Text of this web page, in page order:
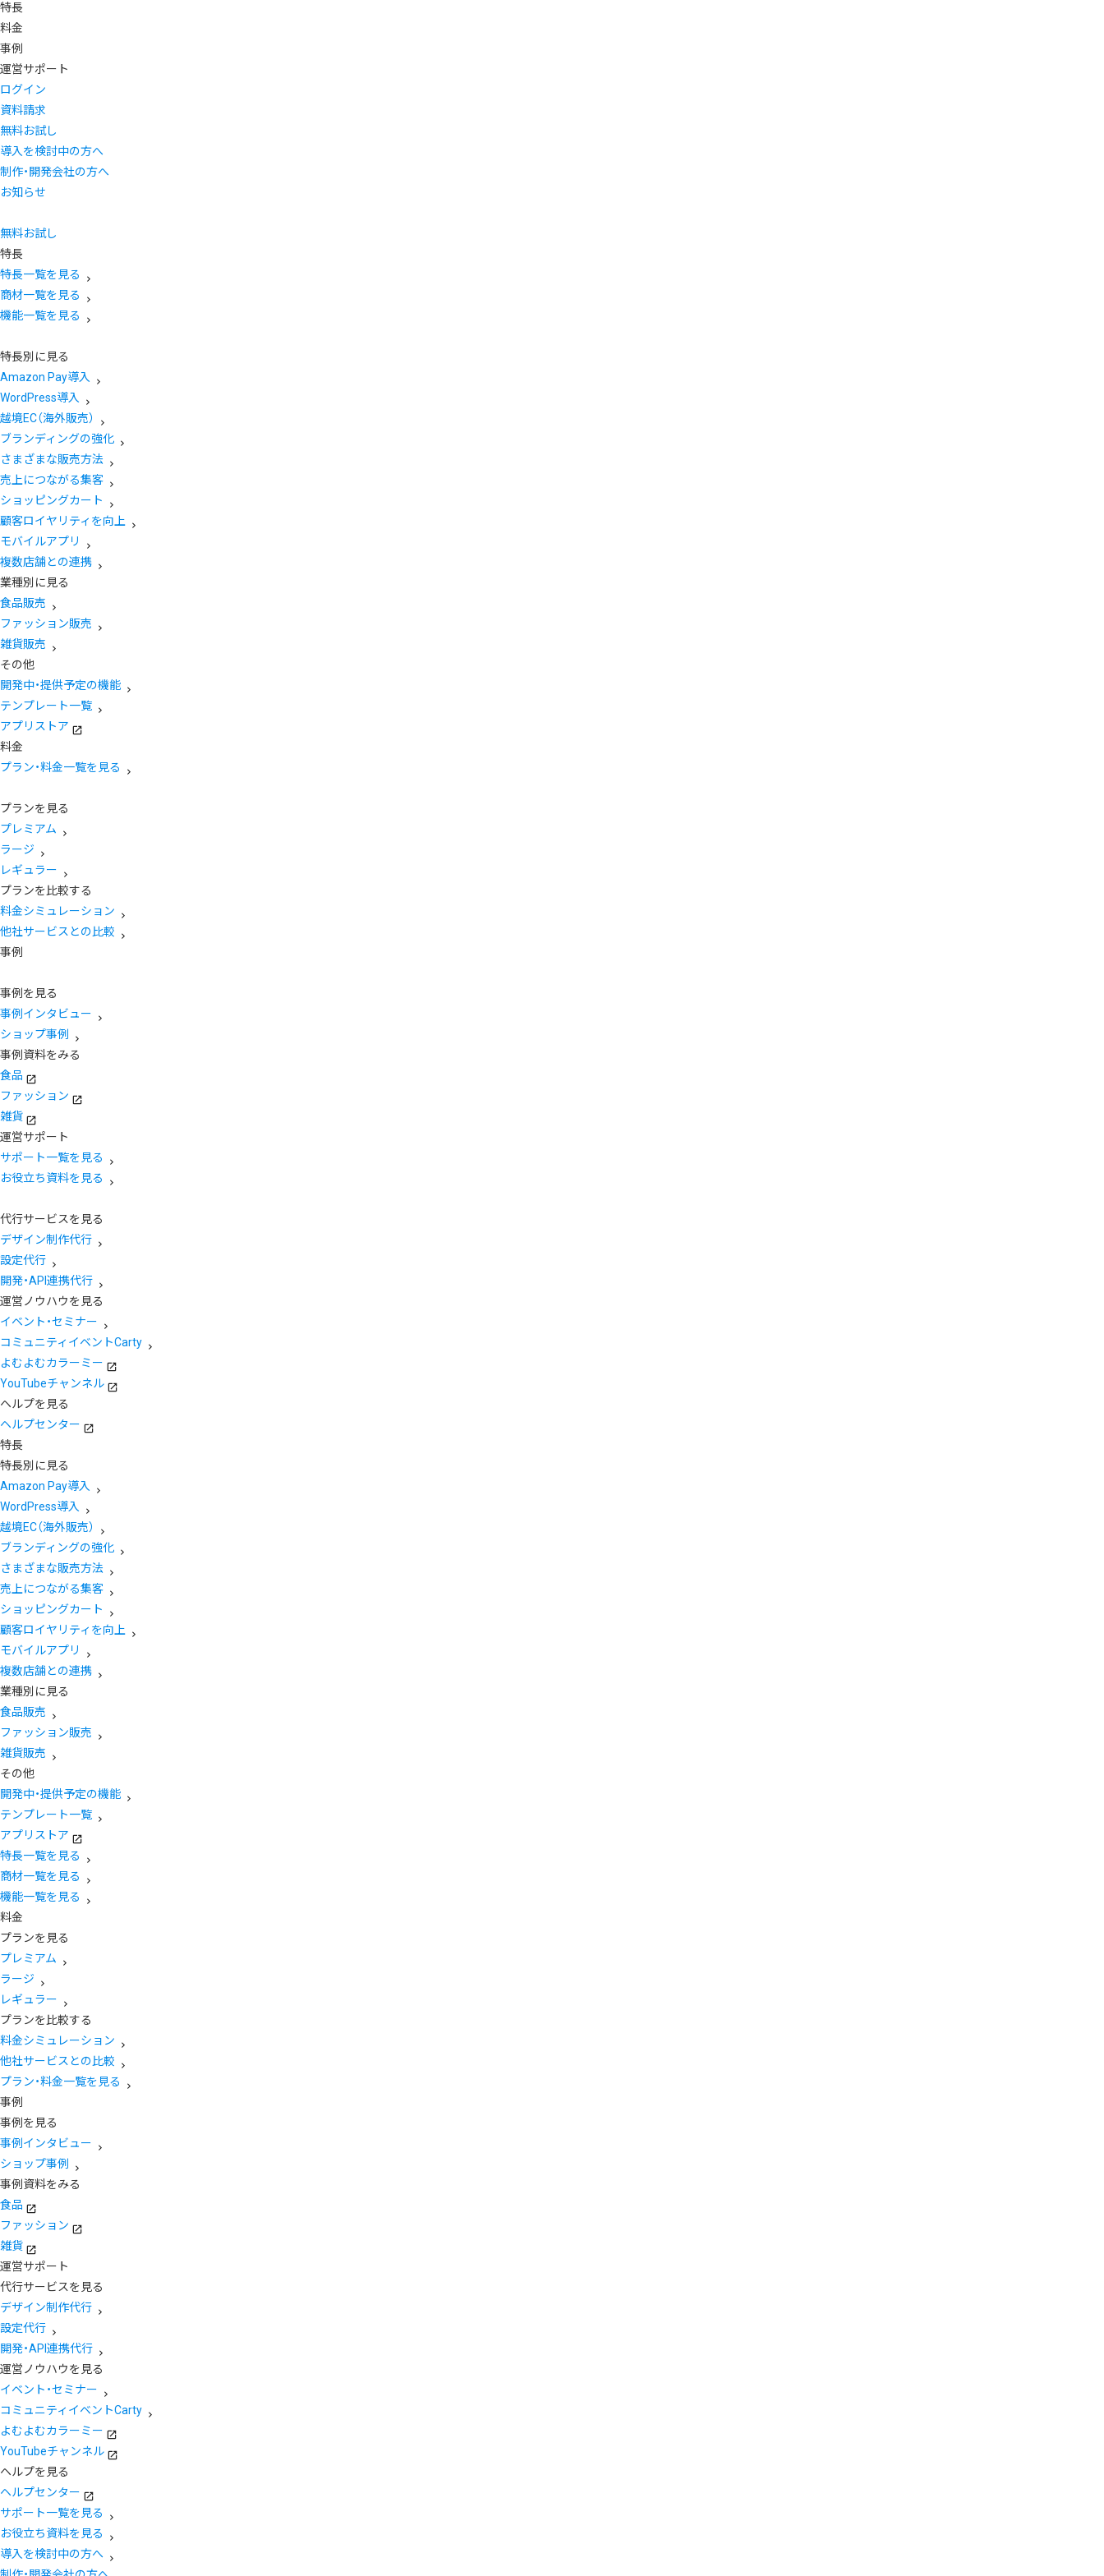
特長
料金
事例
運営サポート
ログイン
資料請求
無料お試し
導入を検討中の方へ
制作・開発会社の方へ
お知らせ
無料お試し
特長
特長一覧を見る
商材一覧を見る
機能一覧を見る
特長別に見る
Amazon Pay導入
WordPress導入
越境EC（海外販売）
ブランディングの強化
さまざまな販売方法
売上につながる集客
ショッピングカート
顧客ロイヤリティを向上
モバイルアプリ
複数店舗との連携
業種別に見る
食品販売
ファッション販売
雑貨販売
その他
開発中・提供予定の機能
テンプレート一覧
アプリストア
料金
プラン・料金一覧を見る
プランを見る
プレミアム
ラージ
レギュラー
プランを比較する
料金シミュレーション
他社サービスとの比較
事例
事例を見る
事例インタビュー
ショップ事例
事例資料をみる
食品
ファッション
雑貨
運営サポート
サポート一覧を見る
お役立ち資料を見る
代行サービスを見る
デザイン制作代行
設定代行
開発・API連携代行
運営ノウハウを見る
イベント・セミナー
コミュニティイベントCarty
よむよむカラーミー
YouTubeチャンネル
ヘルプを見る
ヘルプセンター
特長
特長別に見る
Amazon Pay導入
WordPress導入
越境EC（海外販売）
ブランディングの強化
さまざまな販売方法
売上につながる集客
ショッピングカート
顧客ロイヤリティを向上
モバイルアプリ
複数店舗との連携
業種別に見る
食品販売
ファッション販売
雑貨販売
その他
開発中・提供予定の機能
テンプレート一覧
アプリストア
特長一覧を見る
商材一覧を見る
機能一覧を見る
料金
プランを見る
プレミアム
ラージ
レギュラー
プランを比較する
料金シミュレーション
他社サービスとの比較
プラン・料金一覧を見る
事例
事例を見る
事例インタビュー
ショップ事例
事例資料をみる
食品
ファッション
雑貨
運営サポート
代行サービスを見る
デザイン制作代行
設定代行
開発・API連携代行
運営ノウハウを見る
イベント・セミナー
コミュニティイベントCarty
よむよむカラーミー
YouTubeチャンネル
ヘルプを見る
ヘルプセンター
サポート一覧を見る
お役立ち資料を見る
導入を検討中の方へ